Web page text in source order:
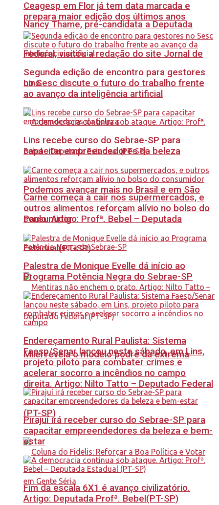
Nancy Thame, pré-candidata a Deputada
Federal, visitou a redação do site Jornal de
Lins.
Podemos avançar mais no Brasil e em São
Paulo. Artigo: Profª. Bebel – Deputada
Estadual(PT-SP)
Milei revela o modelo podre da extrema
direita. Artigo: Nilto Tatto – Deputado Federal
(PT-SP)
Ceagesp em Flor já tem data marcada e
prepara maior edição dos últimos anos
Segunda edição de encontro para gestores
no Sesc discute o futuro do trabalho frente
ao avanço da inteligência artificial
Lins recebe curso do Sebrae-SP para
capacitar empreendedores da beleza
Carne começa a cair nos supermercados, e
outros alimentos reforçam alívio no bolso do
consumidor
Palestra de Monique Evelle dá início ao
Programa Potência Negra do Sebrae-SP
Endereçamento Rural Paulista: Sistema
Faesp/Senar lançou neste sábado, em Lins,
projeto piloto para combater crimes e
acelerar socorro a incêndios no campo
Pirajuí irá receber curso do Sebrae-SP para
capacitar empreendedores da beleza e bem-
estar
Fim da escala 6X1 é avanço civilizatório.
Artigo: Deputada Profª. Bebel(PT-SP)